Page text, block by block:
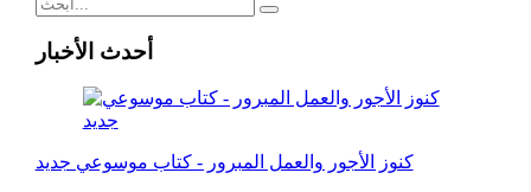
أحدث الأخبار
كنوز الأجور والعمل المبرور - كتاب موسوعي جديد